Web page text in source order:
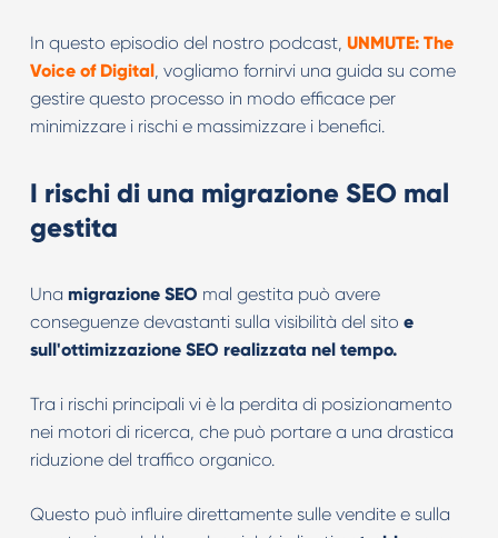
In questo episodio del nostro podcast, UNMUTE: The
Voice of Digital, vogliamo fornirvi una guida su come
gestire questo processo in modo efficace per
minimizzare i rischi e massimizzare i benefici.
I rischi di una migrazione SEO mal
gestita
Una migrazione SEO mal gestita può avere
conseguenze devastanti sulla visibilità del sito e
sull'ottimizzazione SEO realizzata nel tempo.
Tra i rischi principali vi è la perdita di posizionamento
nei motori di ricerca, che può portare a una drastica
riduzione del traffico organico.
Questo può influire direttamente sulle vendite e sulla